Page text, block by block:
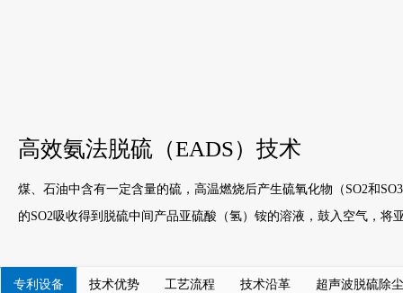
高效氨法脱硫（EADS）技术
煤、石油中含有一定含量的硫，高温燃烧后产生硫氧化物（SO2和
的SO2吸收得到脱硫中间产品亚硫酸（氢）铵的溶液，鼓入空气，将
专利设备 技术优势 工艺流程 技术沿革 超声波脱硫除